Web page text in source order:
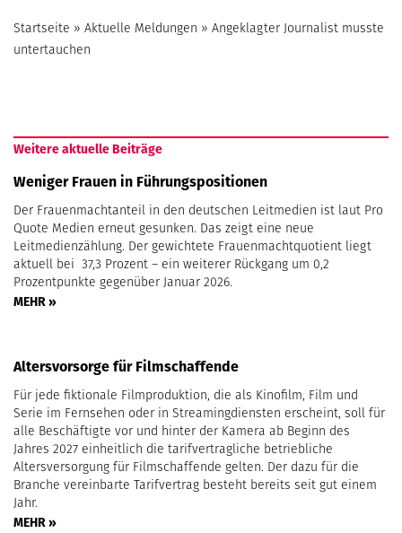
Startseite » Aktuelle Meldungen » Angeklagter Journalist musste
untertauchen
Weitere aktuelle Beiträge
Weniger Frauen in Führungspositionen
Der Frauenmachtanteil in den deutschen Leitmedien ist laut Pro
Quote Medien erneut gesunken. Das zeigt eine neue
Leitmedienzählung. Der gewichtete Frauenmachtquotient liegt
aktuell bei 37,3 Prozent – ein weiterer Rückgang um 0,2
Prozentpunkte gegenüber Januar 2026.
MEHR »
Altersvorsorge für Filmschaffende
Für jede fiktionale Filmproduktion, die als Kinofilm, Film und
Serie im Fernsehen oder in Streamingdiensten erscheint, soll für
alle Beschäftigte vor und hinter der Kamera ab Beginn des
Jahres 2027 einheitlich die tarifvertragliche betriebliche
Altersversorgung für Filmschaffende gelten. Der dazu für die
Branche vereinbarte Tarifvertrag besteht bereits seit gut einem
Jahr.
MEHR »